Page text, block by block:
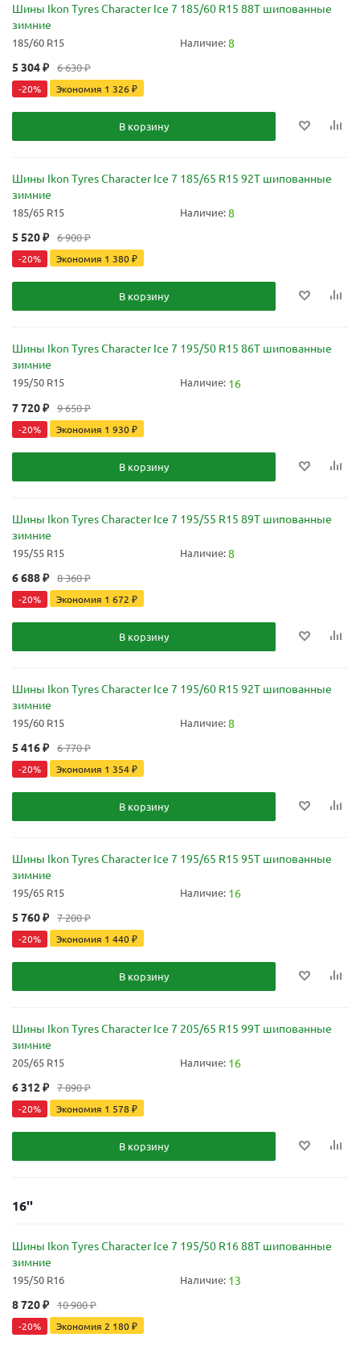
Шины Ikon Tyres Character Ice 7 185/60 R15 88T шипованные
зимние
185/60 R15 Наличие:8
5 304₽ 6 630₽
-20% Экономия 1 326₽
В корзину
Шины Ikon Tyres Character Ice 7 185/65 R15 92T шипованные
зимние
185/65 R15 Наличие:8
5 520₽ 6 900₽
-20% Экономия 1 380₽
В корзину
Шины Ikon Tyres Character Ice 7 195/50 R15 86T шипованные
зимние
195/50 R15 Наличие: 16
7 720₽ 9 650₽
-20% Экономия 1 930₽
В корзину
Шины Ikon Tyres Character Ice 7 195/55 R15 89T шипованные
зимние
195/55 R15 Наличие:8
6 688₽ 8 360₽
-20% Экономия 1 672 ₽
В корзину
Шины Ikon Tyres Character Ice 7 195/60 R15 92T шипованные
зимние
195/60 R15 Наличие:8
5 416₽ 6 770₽
-20% Экономия 1 354₽
В корзину
Шины Ikon Tyres Character Ice 7 195/65 R15 95T шипованные
зимние
195/65 R15 Наличие: 16
5 760₽ 7 200₽
-20% Экономия 1 440₽
В корзину
Шины Ikon Tyres Character Ice 7 205/65 R15 99T шипованные
зимние
205/65 R15 Наличие: 16
6 312₽ 7 890₽
-20% Экономия 1 578 ₽
В корзину
16''
Шины Ikon Tyres Character Ice 7 195/50 R16 88T шипованные
зимние
195/50 R16 Наличие: 13
8 720₽ 10 900₽
-20% Экономия 2 180₽